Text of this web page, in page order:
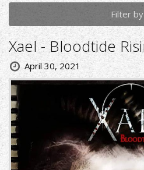
Filter
Xael - Bloodtide
April 30, 2021